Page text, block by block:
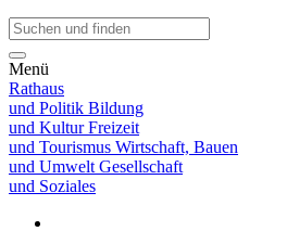
Menü
Rathaus
und Politik Bildung
und KulturFreizeit
und Tourismus Wirtschaft, Bauen
und Umwelt Gesellschaft
und Soziales